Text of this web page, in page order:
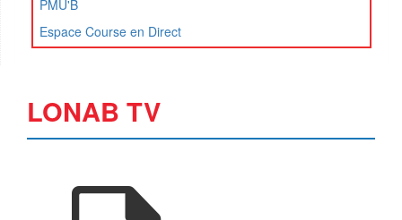
PMU'B
Espace Course en Direct
LONAB TV